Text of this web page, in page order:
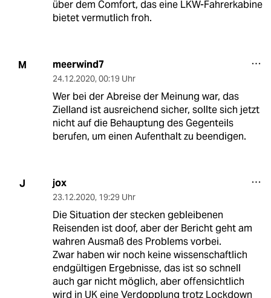
über dem Comfort, das eine LKW-Fahrerkabine
bietet vermutlich froh.
M meerwind7
24.12.2020, 00:19 Uhr
Wer bei der Abreise der Meinung war, das
Zielland ist ausreichend sicher, sollte sich jetzt
nicht auf die Behauptung des Gegenteils
berufen, um einen Aufenthalt zu beendigen.
J jox
23.12.2020, 19:29 Uhr
Die Situation der stecken gebleibenen
Reisenden ist doof, aber der Bericht geht am
wahren Ausmaß des Problems vorbei.
Zwar haben wir noch keine wissenschaftlich
endgültigen Ergebnisse, das ist so schnell
auch gar nicht möglich, aber offensichtlich
wird in UK eine Verdopplung trotz Lockdown